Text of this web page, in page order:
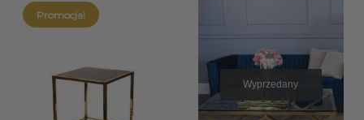
Promocja!
Wyprzedany